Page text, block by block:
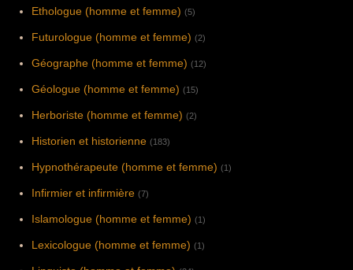
Ethologue (homme et femme) (5)
Futurologue (homme et femme) (2)
Géographe (homme et femme) (12)
Géologue (homme et femme) (15)
Herboriste (homme et femme) (2)
Historien et historienne (183)
Hypnothérapeute (homme et femme) (1)
Infirmier et infirmière (7)
Islamologue (homme et femme) (1)
Lexicologue (homme et femme) (1)